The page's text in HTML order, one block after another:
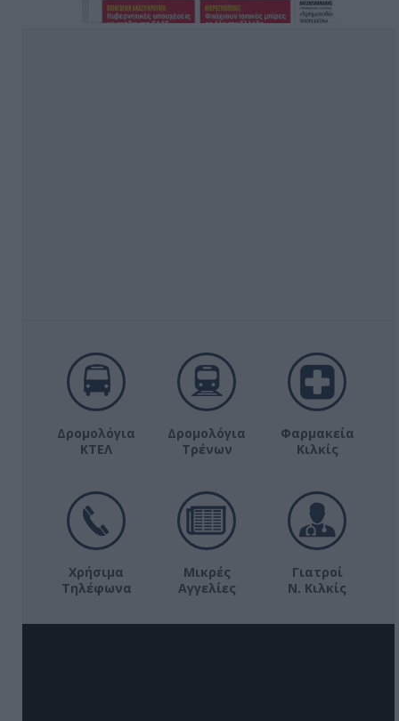
Δρομολόγια
ΚΤΕΛ
Δρομολόγια
Τρένων
Φαρμακεία
Κιλκίς
Χρήσιμα
Τηλέφωνα
Μικρές
Αγγελίες
Γιατροί
Ν. Κιλκίς